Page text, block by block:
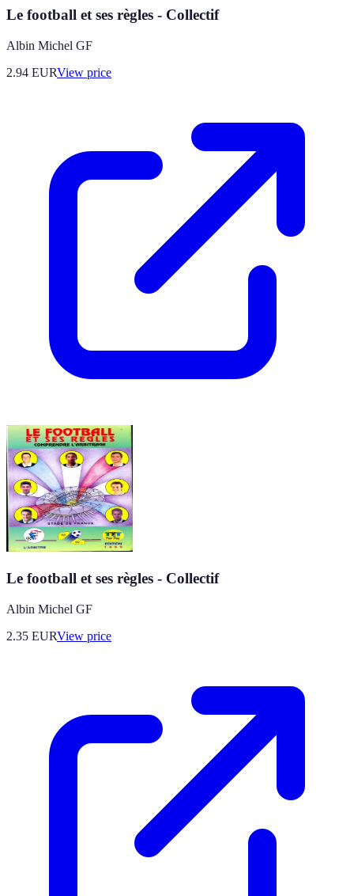
Le football et ses règles - Collectif
Albin Michel GF
2.94 EURView price
Le football et ses règles - Collectif
Albin Michel GF
2.35 EURView price